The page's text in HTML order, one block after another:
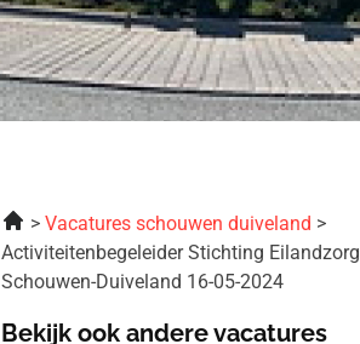
Vacatures schouwen duiveland
Activiteitenbegeleider Stichting Eilandzorg
Schouwen-Duiveland 16-05-2024
Bekijk ook andere vacatures